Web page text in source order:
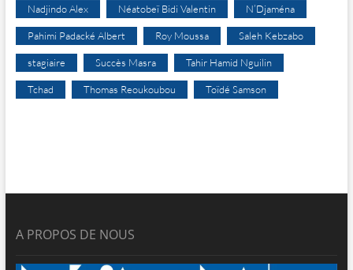
Nadjindo Alex Néatobeï Bidi Valentin N’Djaména
Pahimi Padacké Albert Roy Moussa Saleh Kebzabo
stagiaire Succès Masra Tahir Hamid Nguilin
Tchad Thomas Reoukoubou Toïdé Samson
A PROPOS DE NOUS